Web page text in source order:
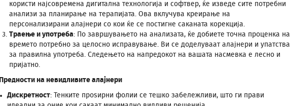
користи најсовремена дигитална технологија и софтвер, ќе изведе сите потребни
анализи за планирање на терапијата. Ова вклучува креирање на
персонализирани алајнери со кои ќе се постигне саканата корекција.
Траење и употреба: По завршувањето на анализата, ќе добиете точна проценка на
времето потребно за целосно исправување. Ви се доделуваат алајнери и упатства
за правилна употреба. Следењето на напредокот на вашата насмевка е лесно и
пријатно.
Предности на невидливите алајнери
Дискретност: Тенките проѕирни фолии се тешко забележливи, што ги прави